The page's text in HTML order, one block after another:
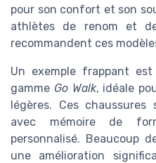
pour son confort et son
athlètes de renom et
recommandent ces
Un exemple frappant est
gamme Go Walk, idéale
légères. Ces
avec mémoire de
personnalisé. Beaucoup
une amélioration